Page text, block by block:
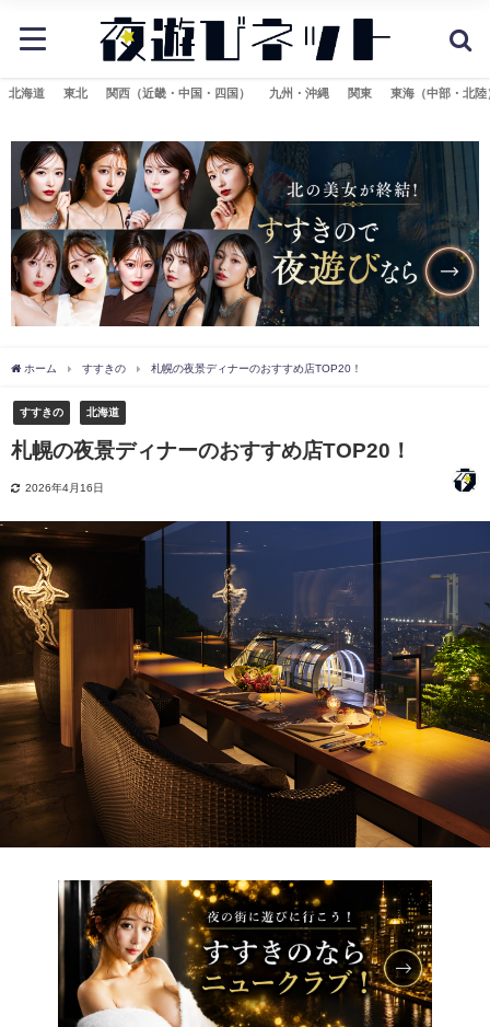
北海道 東北 関西（近畿・中国・四国） 九州・沖縄 関東 東海（中部・北陸
ホーム すすきの 札幌の夜景ディナーのおすすめ店TOP20！
すすきの 北海道
札幌の夜景ディナーのおすすめ店TOP20！
2026年4月16日